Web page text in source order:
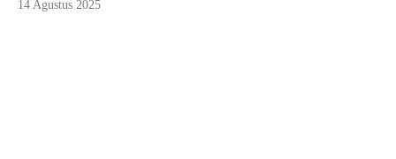
14 Agustus 2025